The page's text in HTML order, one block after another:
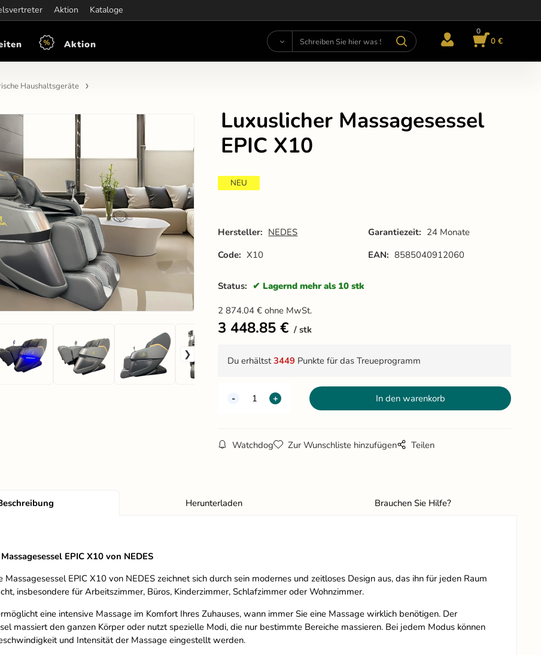
Aktion Kataloge
Mon-Fre: 7:30 - 15:30
Aktion
0
0 €
Haushaltsgeräte
Luxuslicher Massagesessel
EPIC X10
NEU
Hersteller: NEDES Garantiezeit: 24 Monate
Code: X10 EAN: 8585040912060
Status: Lagernd mehr als 10 stk
2 874.04 €ohne MwSt.
3 448.85 € stk
Du erhältst3449 Punkte für das Treueprogramm
Watchdog Zur Wunschliste hinzufügen Teilen
Herunterladen Brauchen Sie Hilfe?
EPIC X10 von NEDES
Massagesessel EPIC X10 von NEDES zeichnet sich durch sein modernes und zeitloses Design aus, das ihn für jeden Raum
insbesondere für Arbeitszimmer, Büros, Kinderzimmer, Schlafzimmer oder Wohnzimmer.
eine intensive Massage im Komfort Ihres Zuhauses, wann immer Sie eine Massage wirklich benötigen. Der
massiert den ganzen Körper oder nutzt spezielle Modi, die nur bestimmte Bereiche massieren. Bei jedem Modus können
und Intensität der Massage eingestellt werden.